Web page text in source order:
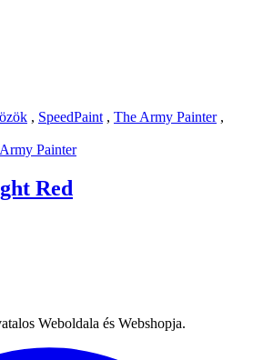
, SpeedPaint , The Army Painter,
Painter
Red
Weboldala és Webshopja.